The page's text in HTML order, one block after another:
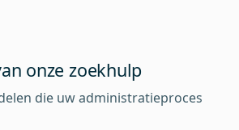
onze zoekhulp
die uw administratieproces